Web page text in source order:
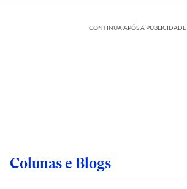
CONTINUA APÓS A PUBLICIDADE
Colunas e Blogs